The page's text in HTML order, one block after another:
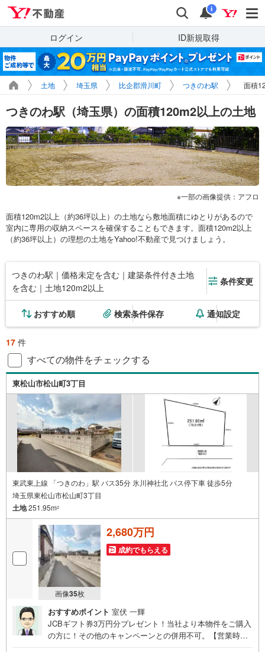
検索 通知
i
ログイン ID新規取得
土地 埼玉県 比企郡滑川町 つきのわ駅 面積
つきのわ駅（埼玉県）の面積120m2以上の土地
一部の画像提供：アフロ
面積120m2以上（約36坪以上）の土地なら敷地面積にゆとりがあるので
室内に専用の収納スペースを確保することもできます。面積120m2以上
（約36坪以上）の理想の土地をYahoo!不動産で見つけましょう。
つきのわ駅｜価格未定を含む｜建築条件付き土地
を含む｜土地120m2以上
条件変更
おすすめ順 検索条件保存 通知設定
17 件
すべての物件をチェックする
東松山市松山町3丁目
東武東上線 「つきのわ」駅 バス35分 氷川神社北 バス停下車 徒歩5分
埼玉県東松山市松山町3丁目
土地251.95m2
画像35枚
2,680万円
成約でもらえる
おすすめポイント 室伏 一輝
JCBギフト券3万円分プレゼント！当社より本物件をご購入
の方に！その他のキャンペーンとの併用不可。【営業時